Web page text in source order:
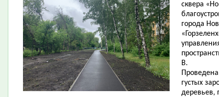
сквера
города
В.
густых
деревьев,